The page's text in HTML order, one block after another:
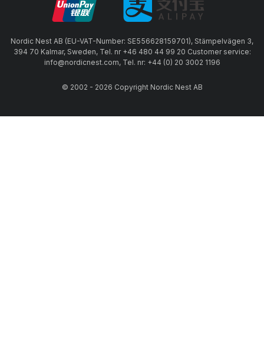
Nordic Nest AB (EU-VAT-Number: SE556628159701), Stämpelvägen 3,
394 70 Kalmar, Sweden, Tel. nr +46 480 44 99 20 Customer service:
info@nordicnest.com, Tel. nr: +44 (0) 20 3002 1196
© 2002 - 2026 Copyright Nordic Nest AB